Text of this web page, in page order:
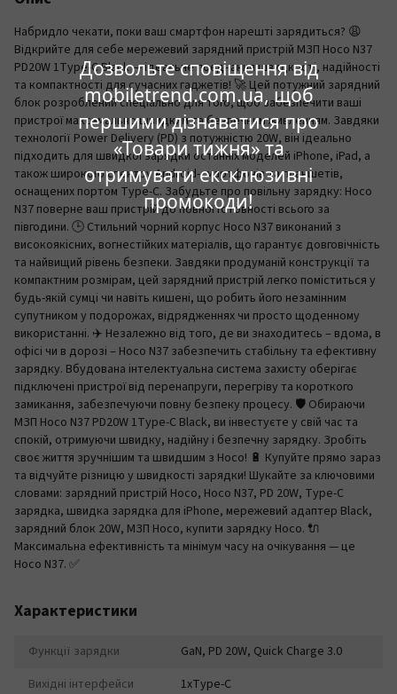
Дозвольте сповіщення від
mobiletrend.com.ua, щоб
першими дізнаватися про
«Товари тижня» та
отримувати ексклюзивні
промокоди!
Набридло чекати, поки ваш смартфон нарешті зарядиться? 😩
Відкрийте для себе мережевий зарядний пристрій МЗП Hoco N37
PD20W 1Type-C Black — ідеальне поєднання швидкості, надійності
та компактності для сучасних гаджетів! 🚀 Цей потужний зарядний
блок розроблений спеціально для того, щоб забезпечити ваші
пристрої максимально швидким та безпечним живленням. Завдяки
технології Power Delivery (PD) з потужністю 20W, він ідеально
підходить для швидкої зарядки останніх моделей iPhone, iPad, а
також широкого спектру Android-смартфонів та планшетів,
оснащених портом Type-C. Забудьте про повільну зарядку: Hoco
N37 поверне ваш пристрій до повної готовності всього за
півгодини. 🕒 Стильний чорний корпус Hoco N37 виконаний з
високоякісних, вогнестійких матеріалів, що гарантує довговічність
та найвищий рівень безпеки. Завдяки продуманій конструкції та
компактним розмірам, цей зарядний пристрій легко поміститься у
будь-якій сумці чи навіть кишені, що робить його незамінним
супутником у подорожах, відрядженнях чи просто щоденному
використанні. ✈️ Незалежно від того, де ви знаходитесь – вдома, в
офісі чи в дорозі – Hoco N37 забезпечить стабільну та ефективну
зарядку. Вбудована інтелектуальна система захисту оберігає
підключені пристрої від перенапруги, перегріву та короткого
замикання, забезпечуючи повну безпеку процесу. 🛡️ Обираючи
МЗП Hoco N37 PD20W 1Type-C Black, ви інвестуєте у свій час та
спокій, отримуючи швидку, надійну і безпечну зарядку. Зробіть
своє життя зручнішим та швидшим з Hoco! 🔋 Купуйте прямо зараз
та відчуйте різницю у швидкості зарядки! Шукайте за ключовими
словами: зарядний пристрій Hoco, Hoco N37, PD 20W, Type-C
зарядка, швидка зарядка для iPhone, мережевий адаптер Black,
зарядний блок 20W, МЗП Hoco, купити зарядку Hoco. 🔌
Максимальна ефективність та мінімум часу на очікування — це
Hoco N37. ✅
Характеристики
Функції зарядки
GaN, PD 20W, Quick Charge 3.0
Вихідні інтерфейси
1xType-C